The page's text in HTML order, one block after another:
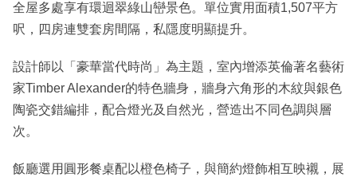
全屋多處享有環迴翠綠山巒景色。單位實用面積1,507平方
呎，四房連雙套房間隔，私隱度明顯提升。
設計師以「豪華當代時尚」為主題，室內增添英倫著名藝術
家Timber Alexander的特色牆身，牆身六角形的木紋與銀色
陶瓷交錯編排，配合燈光及自然光，營造出不同色調與層
次。
飯廳選用圓形餐桌配以橙色椅子，與簡約燈飾相互映襯，展